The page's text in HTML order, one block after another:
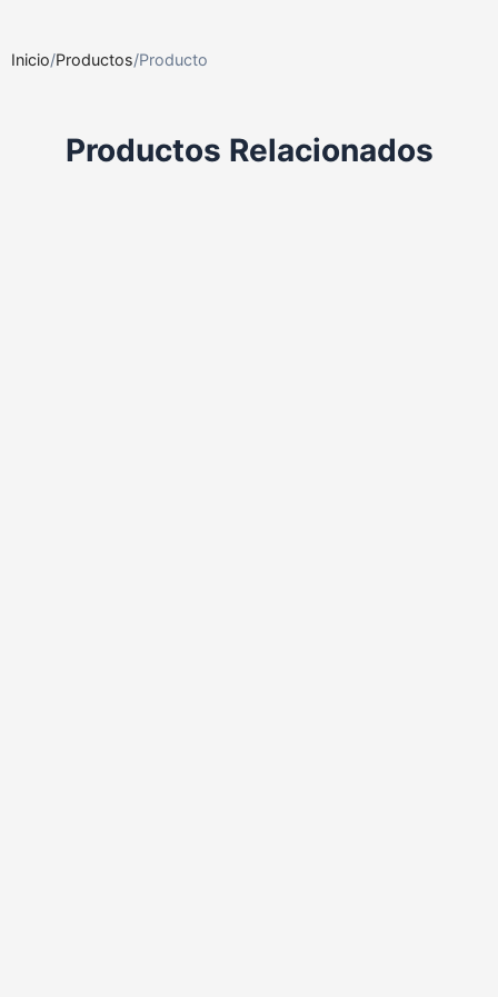
Inicio/Productos/Producto
Productos Relacionados